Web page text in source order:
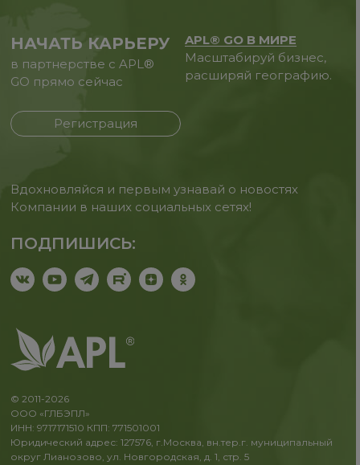
НАЧАТЬ КАРЬЕРУ
в партнерстве с APL®
GO прямо сейчас
Регистрация
APL® GO В МИРЕ
Масштабируй бизнес,
расширяй географию.
Вдохновляйся и первым узнавай о новостях
Компании в наших социальных сетях!
ПОДПИШИСЬ:
© 2011-2026
ООО «ГЛБЭПЛ»
ИНН: 9717171510 КПП: 771501001
Юридический адрес: 127576, г.Москва, вн.тер.г. муниципальный
округ Лианозово, ул. Новгородская, д. 1, стр. 5